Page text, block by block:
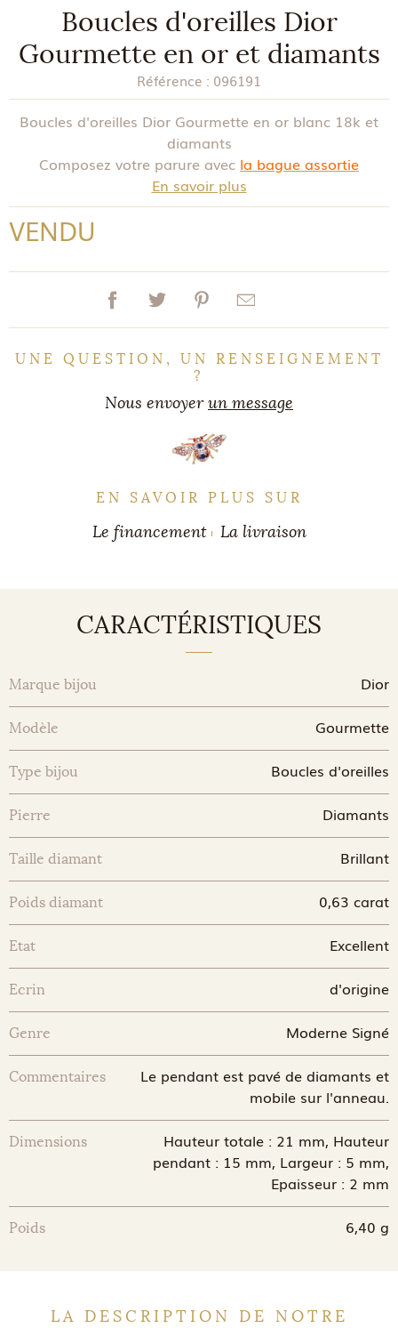
Boucles d'oreilles Dior
Gourmette en or et diamants
Référence : 096191
Boucles d'oreilles Dior Gourmette en or blanc 18k et
diamants
Composez votre parure avec la bague assortie
En savoir plus
VENDU
UNE QUESTION, UN RENSEIGNEMENT
?
Nous envoyerun message
EN SAVOIR PLUS SUR
Le financement La livraison
CARACTÉRISTIQUES
Marque bijou Dior
Modèle Gourmette
Type bijou Boucles d'oreilles
Pierre Diamants
Taille diamant Brillant
Poids diamant 0,63 carat
Etat Excellent
Ecrin d'origine
Genre Moderne Signé
Commentaires
Le pendant est pavé de diamants et
mobile sur l'anneau.
Dimensions
Hauteur totale : 21 mm, Hauteur
pendant : 15 mm, Largeur : 5 mm,
Epaisseur : 2 mm
Poids 6,40 g
LA DESCRIPTION DE NOTRE